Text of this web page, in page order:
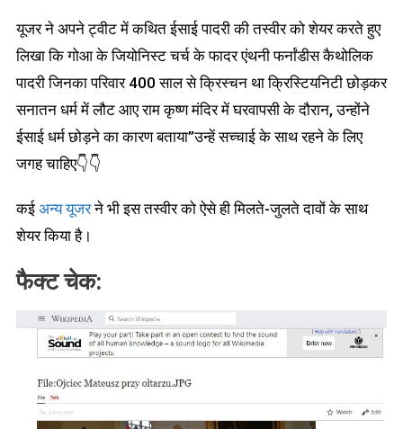
यूजर ने अपने ट्वीट में कथित ईसाई पादरी की तस्वीर को शेयर करते हुए
लिखा कि गोआ के जियोनिस्ट चर्च के फादर एंथनी फर्नांडीस कैथोलिक
पादरी जिनका परिवार 400 साल से क्रिस्चन था क्रिस्टियनिटी छोड़कर
सनातन धर्म में लौट आए राम कृष्ण मंदिर में घरवापसी के दौरान, उन्होंने
ईसाई धर्म छोड़ने का कारण बताया”उन्हें सच्चाई के साथ रहने के लिए
जगह चाहिए👇👇
कई अन्य यूजरने भी इस तस्वीर को ऐसे ही मिलते-जुलते दावों के साथ
शेयर किया है।
फैक्ट चेक: